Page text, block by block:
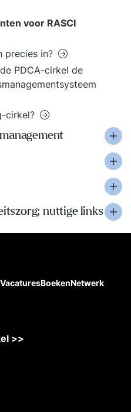
voor RASCI
precies in?
PDCA-cirkel de
cirkel?
nuttige links
VacaturesBoekenNetwerk
>>